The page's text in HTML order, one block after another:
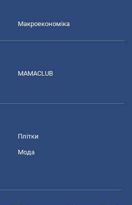
Макроекономіка
MAMACLUB
Плітки
Мода